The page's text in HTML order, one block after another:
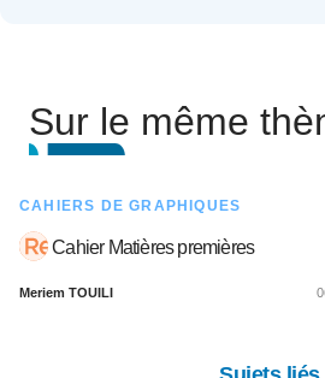
Sur le même
CAHIERS DE GRAPHIQUES
Cahier Matières premières
Meriem TOUILI